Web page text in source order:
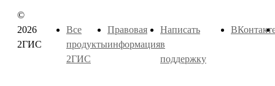
©
2026
2ГИС
Все
продукты
2ГИС
Правовая
информация
Написать
в
поддержку